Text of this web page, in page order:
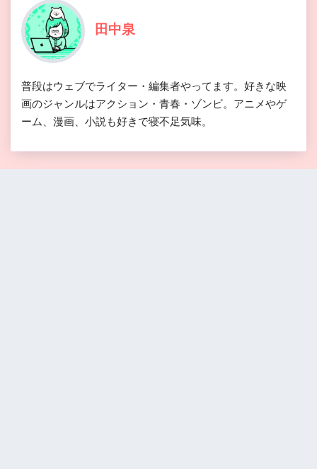
田中泉
普段はウェブでライター・編集者やってます。好きな映
画のジャンルはアクション・青春・ゾンビ。アニメやゲ
ーム、漫画、小説も好きで寝不足気味。